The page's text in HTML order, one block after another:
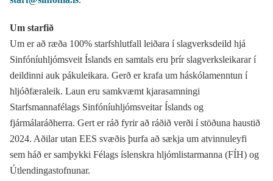
Um starfið
Um er að ræða 100% starfshlutfall leiðara í slagverksdeild hjá
Sinfóníuhljómsveit Íslands en samtals eru þrír slagverksleikarar í
deildinni auk pákuleikara. Gerð er krafa um háskólamenntun í
hljóðfæraleik. Laun eru samkvæmt kjarasamningi
Starfsmannafélags Sinfóníuhljómsveitar Íslands og
fjármálaráðherra. Gert er ráð fyrir að ráðið verði í stöðuna haustið
2024. Aðilar utan EES svæðis þurfa að sækja um atvinnuleyfi
sem háð er samþykki Félags íslenskra hljómlistarmanna (FÍH) og
Útlendingastofnunar.